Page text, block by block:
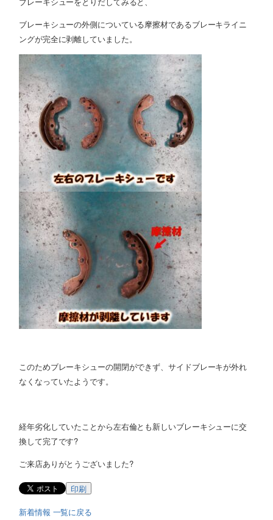
ブレーキシューの外側についている摩擦材であるブレーキライニ
ングが完全に剥離していました。
このためブレーキシューの開閉ができず、サイドブレーキが外れ
なくなっていたようです。
経年劣化していたことから左右倫とも新しいブレーキシューに交
換して完了です?
ご来店ありがとうございました?
印刷
新着情報 一覧に戻る